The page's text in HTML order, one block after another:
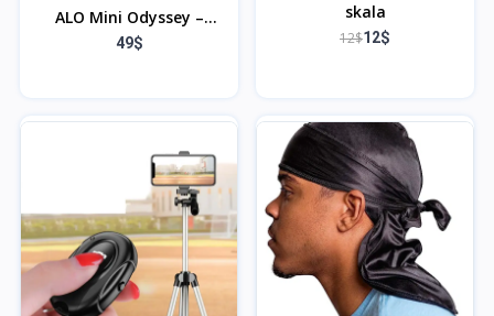
ALO Mini Odyssey –
Espresso Leather
49$
skala
12$12$